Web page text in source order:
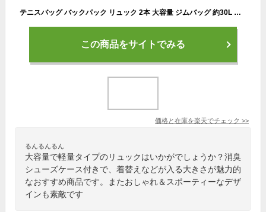
テニスバッグ バックパック リュック 2本 大容量 ジムバッグ 約30L ラケットバッグ ラケットケース 軽量 レディース ノベルティプレゼント★ハンナフラ Hanna Hula
この商品をサイトでみる
価格と在庫を楽天でチェック >>
るんるんるん
大容量で軽量タイプのリュックはいかがでしょうか？消臭
シューズケース付きで、着替えなどが入る大きさが魅力的
なおすすめ商品です。またおしゃれ＆スポーティーなデザ
インも素敵です